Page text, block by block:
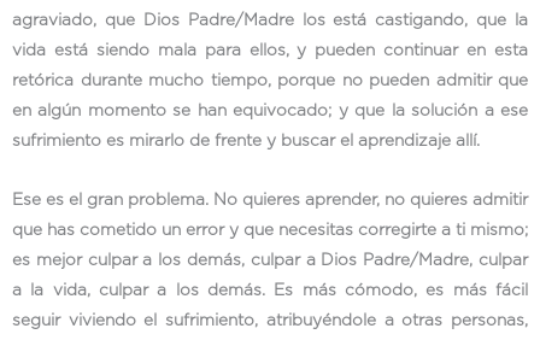
agraviado, que Dios Padre/Madre los está castigando, que la
vida está siendo mala para ellos, y pueden continuar en esta
retórica durante mucho tiempo, porque no pueden admitir que
en algún momento se han equivocado; y que la solución a ese
sufrimiento es mirarlo de frente y buscar el aprendizaje allí.
Ese es el gran problema. No quieres aprender, no quieres admitir
que has cometido un error y que necesitas corregirte a ti mismo;
es mejor culpar a los demás, culpar a Dios Padre/Madre, culpar
a la vida, culpar a los demás. Es más cómodo, es más fácil
seguir viviendo el sufrimiento, atribuyéndole a otras personas,